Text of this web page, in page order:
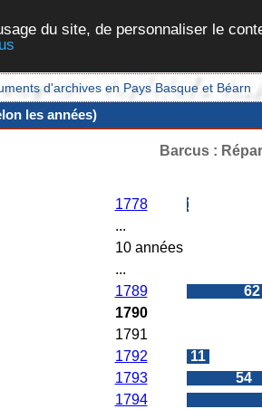
du site, de personnaliser le
d'archives en Pays Basque et Béarn
les années)
Barcus :
1778
1
...
10 années
...
1789
62
1790
1791
1792
11
1793
54
1794